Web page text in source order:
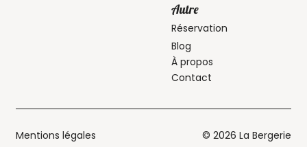
Autre
Réservation
Blog
À propos
Contact
© 2026 La Bergerie
Mentions légales